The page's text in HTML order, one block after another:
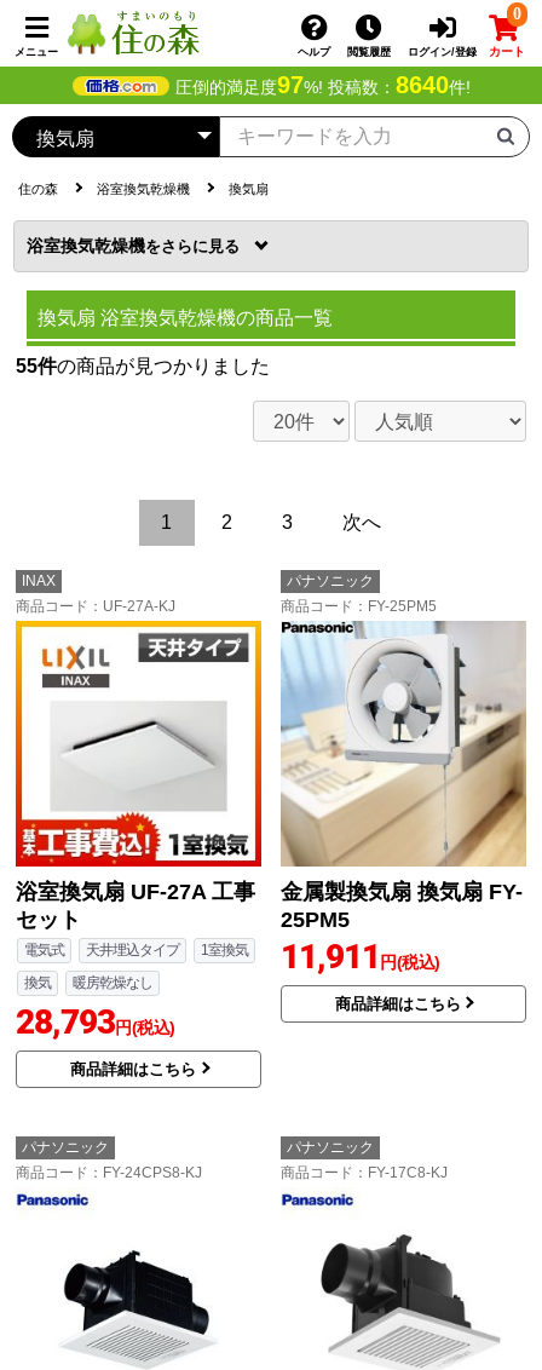
メニュー ヘルプ 閲覧履歴 ログイン/登録
0
カート
圧倒的満足度97%! 投稿数： 8640件!
住の森 浴室換気乾燥機 換気扇
浴室換気乾燥機を
換気扇 浴室換気乾燥機の商品一覧
55件の商品が見つかりました
1 2 3 次へ
INAX
商品コード ：UF-27A-KJ
浴室換気扇 UF-27A 工事
セット
電気式 天井埋込タイプ
1室換気
換気
暖房乾燥なし
28,793円(税込)
商品詳細はこちら
パナソニック
商品コード ：FY-25PM5
金属製換気扇 換気扇 FY-
25PM5
11,911 円(税込)
商品詳細はこちら
パナソニック
商品コード ：FY-24CPS8-KJ
パナソニック
商品コード ：FY-17C8-KJ